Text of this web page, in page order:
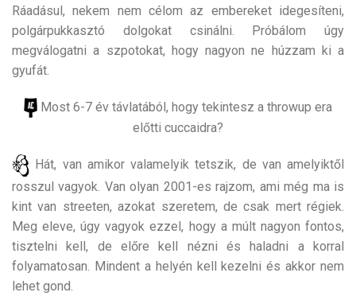
Ráadásul, nekem nem célom az embereket idegesíteni,
polgárpukkasztó dolgokat csinálni. Próbálom úgy
megválogatni a szpotokat, hogy nagyon ne húzzam ki a
gyufát.
Most 6-7 év távlatából, hogy tekintesz a throwup era
előtti cuccaidra?
Hát, van amikor valamelyik tetszik, de van amelyiktől
rosszul vagyok. Van olyan 2001-es rajzom, ami még ma is
kint van streeten, azokat szeretem, de csak mert régiek.
Meg eleve, úgy vagyok ezzel, hogy a múlt nagyon fontos,
tisztelni kell, de előre kell nézni és haladni a korral
folyamatosan. Mindent a helyén kell kezelni és akkor nem
lehet gond.